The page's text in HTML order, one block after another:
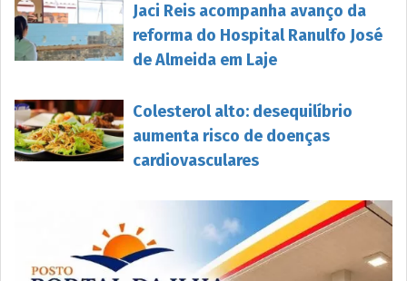
Jaci Reis acompanha avanço da
reforma do Hospital Ranulfo José
de Almeida em Laje
Colesterol alto: desequilíbrio
aumenta risco de doenças
cardiovasculares